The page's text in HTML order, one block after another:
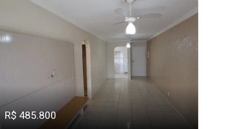
R$ 485.800